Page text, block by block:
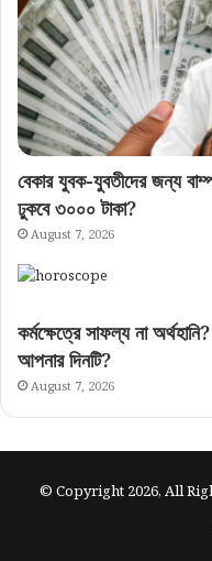
বেকার যুবক-যুবতীদের জন্য
ঢুকবে ৩০০০ টাকা?
August 7, 2026
কর্মক্ষেত্রে সাফল্য না
আপনার দিনটি?
August 7, 2026
© Copyright 2026, All